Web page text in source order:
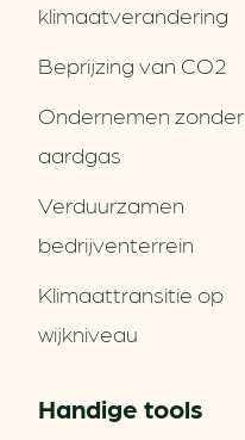
klimaatverandering
Beprijzing van CO2
Ondernemen zonder
aardgas
Verduurzamen
bedrijventerrein
Klimaattransitie op
wijkniveau
Handige tools